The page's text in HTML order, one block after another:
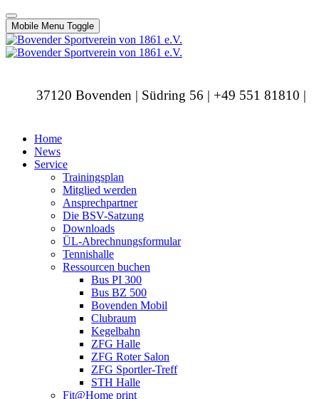
Mobile Menu Toggle
37120 Bovenden | Südring 56 | +49 551 81810 |
Home
News
Service
Trainingsplan
Mitglied werden
Ansprechpartner
Die BSV-Satzung
Downloads
ÜL-Abrechnungsformular
Tennishalle
Ressourcen buchen
Bus PI 300
Bus BZ 500
Bovenden Mobil
Clubraum
Kegelbahn
ZFG Halle
ZFG Roter Salon
ZFG Sportler-Treff
STH Halle
Fit@Home print